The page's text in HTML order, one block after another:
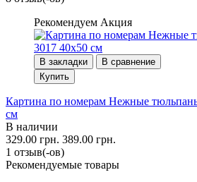
Рекомендуем Акция
В закладки
В сравнение
Купить
Картина по номерам Нежные
см
В наличии
329.00 грн. 389.00 грн.
1 отзыв(-ов)
Рекомендуемые товары